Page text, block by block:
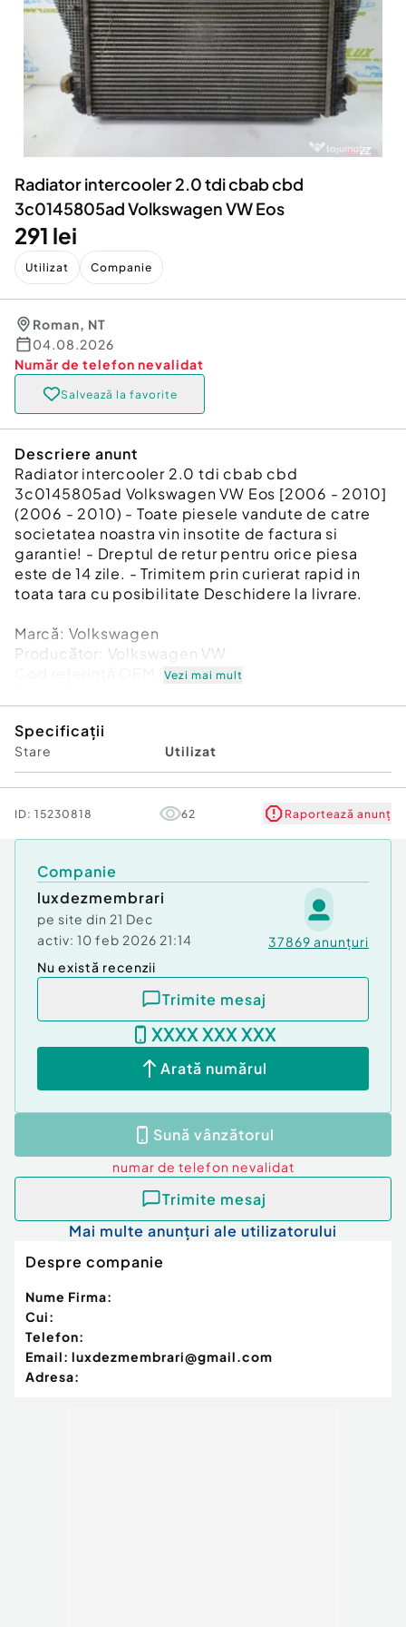
Servicii
Animale de companie
Afaceri și echipamente profesionale
Inchiriere Bunuri si Vehicule
Utilaje agricole si industriale
Piese auto si accesorii
Dacia Duster
Radiator intercooler 2.0 tdi cbab cbd
3c0145805ad Volkswagen VW Eos
291 lei
Utilizat Companie
Roman, NT
04.08.2026
Număr de telefon nevalidat
Salvează la favorite
Descriere anunt
Radiator intercooler 2.0 tdi cbab cbd
3c0145805ad Volkswagen VW Eos [2006 - 2010]
(2006 - 2010) - Toate piesele vandute de catre
societatea noastra vin insotite de factura si
garantie! - Dreptul de retur pentru orice piesa
este de 14 zile. - Trimitem prin curierat rapid in
toata tara cu posibilitate Deschidere la livrare.
Marcă: Volkswagen
Producător: Volkswagen VW
Cod referinţă OEM: 48163482
Garanție
Vezi mai mult
Specificații
Stare Utilizat
ID: 15230818 62 Raportează anunț
Companie
luxdezmembrari
pe site din 21 Dec
activ: 10 feb 2026 21:14 37869 anunțuri
Nu există recenzii
Trimite mesaj
XXXX XXX XXX
Arată numărul
Sună vânzătorul
numar de telefon nevalidat
Trimite mesaj
Mai multe anunțuri ale utilizatorului
Despre companie
Nume Firma:
Cui:
Telefon:
Email: luxdezmembrari@gmail.com
Adresa: